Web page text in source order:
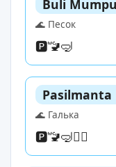
Buli
🌊 Песок
🅿️🚾🤿
Pasilmanta
🌊 Галька
🅿️🚾🤿🏄‍♀️